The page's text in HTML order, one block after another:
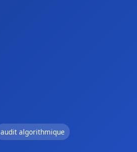
audit algorithmique